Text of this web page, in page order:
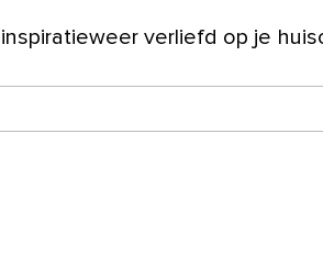
inspiratieweer verliefd op je huis